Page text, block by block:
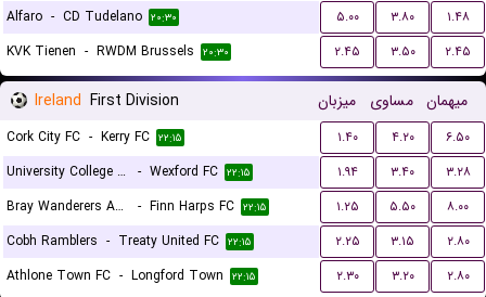
Alfaro - CD Tudelano ۲۰:۳۰ ۵.۰۰ ۳.۸۰
۱.۴۸
KVK Tienen - RWDM Brussels ۲۰:۳۰ ۲.۴۵ ۳.۵۰ ۲.۴۵
Ireland First Division میزبان مساوی میهمان
Cork City FC - Kerry FC ۲۲:۱۵ ۱.۴۰ ۴.۲۰
۶.۵۰
University College Dublin FC
- Wexford FC ۲۲:۱۵ ۱.۹۴ ۳.۴۰
۳.۲۸
Bray Wanderers AFC
- Finn Harps FC ۲۲:۱۵ ۱.۲۵ ۵.۵۰
۸.۰۰
Cobh Ramblers - Treaty United FC ۲۲:۱۵ ۲.۲۵ ۳.۱۵
۲.۸۰
Athlone Town FC - Longford Town ۲۲:۱۵ ۲.۳۰ ۳.۲۰ ۲.۸۰